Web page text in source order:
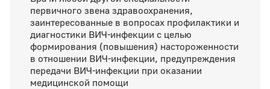
первичного звена здравоохранения,
заинтересованные в вопросах профилактики и
диагностики ВИЧ-инфекции с целью
формирования (повышения) настороженности
в отношении ВИЧ-инфекции, предупреждения
передачи ВИЧ-инфекции при оказании
медицинской помощи